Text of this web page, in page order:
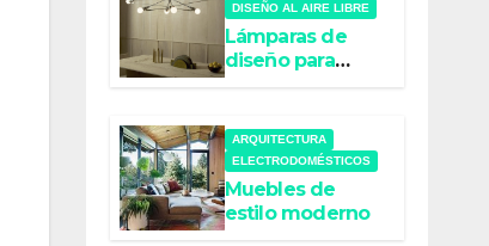
DISEÑO AL AIRE LIBRE
Lámparas de
diseño para
interiores:
estilo
ARQUITECTURA
ELECTRODOMÉSTICOS
Muebles de
estilo moderno